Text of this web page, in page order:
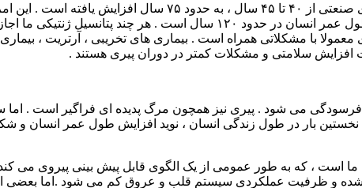
در چند قرن اخیر ، میانگین زندگی و طول عمر انسان ها ، در
در دوران پیری معمولا با مشکلاتی همراه است . بیماری های تخریبی ،
افزایش سلامتی و مشکلات کمتر در دوران پیری هستند .
فرسودگی می شود . پیری نیز همچون مرگ پدیده ای فراگیر است .
بار در طول زندگی انسان ، نوید افزایش طول عمر انسان و
است ، که به طور عمومی از یک الگوی قابل پیش بینی پیروی می